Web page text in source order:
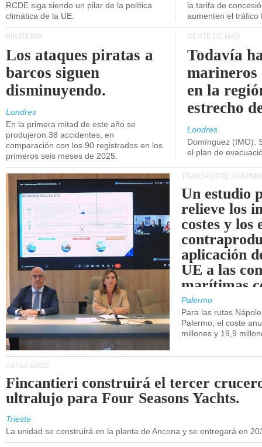
RCDE siga siendo un pilar de la política
climática de la UE.
la tarifa de
aumenten el tráfico
PIRATERÍA
Los ataques piratas a
barcos siguen
disminuyendo.
Londres
En la primera mitad de este año se
produjeron 38 accidentes, en
comparación con los 90 registrados en los
primeros seis meses de 2025.
GENTE DE MAR
Todavía
marineros
en la
estrecho
Londres
Domínguez (IMO):
el plan de
TRANSPORTE
Un estudio
relieve los
costes y los
aplicación
UE a las
marítimas
de Sicilia.
Palermo
Para las rutas
Palermo, el coste
millones y 19,9
ASTILLEROS
Fincantieri construirá el tercer
ultralujo para Four Seasons Yachts.
Trieste
La unidad se construirá en la planta de Ancona y se entregará en